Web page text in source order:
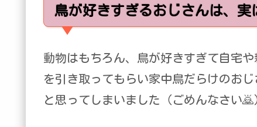
鳥が好きすぎるおじさんは、実
動物はもちろん、鳥が好きすぎて自宅
を引き取ってもらい家中鳥だらけのお
と思ってしまいました（ごめんなさい🙇